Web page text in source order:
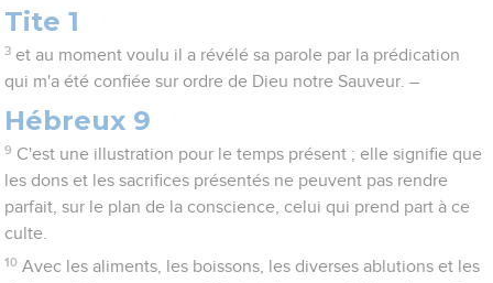
Tite 1
3 et au moment voulu il a révélé sa parole par la prédication
qui m'a été confiée sur ordre de Dieu notre Sauveur. –
Hébreux 9
9 C'est une illustration pour le temps présent ; elle signifie que
les dons et les sacrifices présentés ne peuvent pas rendre
parfait, sur le plan de la conscience, celui qui prend part à ce
culte.
10 Avec les aliments, les boissons, les diverses ablutions et les